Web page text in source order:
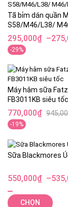
330,000₫
đến
650,000₫
Tã bỉm dán quần
S58/M46/L38/
–
295,000₫
Khoảng
giá:
từ
275,000₫
đến
295,000₫
-29%
Máy hâm sữa
FB3011KB siêu tốc
Giá
gốc
là:
945,000₫.
770,000₫
Giá
hiện
tại
là:
-19%
Sữa Blackmores
–
550,000₫
Khoảng
giá:
CHỌN